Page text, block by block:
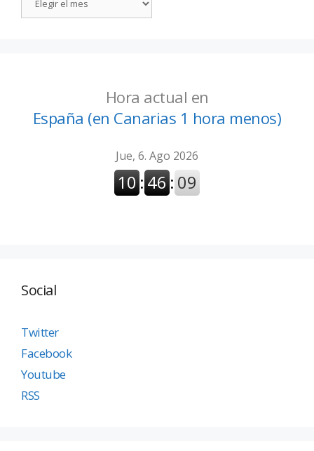
Hora actual en
España (en Canarias 1 hora menos)
Social
Twitter
Facebook
Youtube
RSS